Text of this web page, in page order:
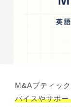
M&Aブティッ
バイスやサポ